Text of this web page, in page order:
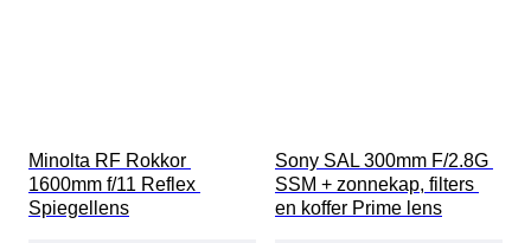
Minolta RF Rokkor
1600mm f/11 Reflex
Spiegellens
Sony SAL 300mm F/2.8G
SSM + zonnekap, filters
en koffer Prime lens